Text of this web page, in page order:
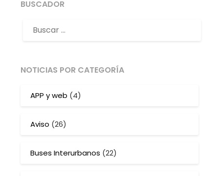
BUSCADOR
NOTICIAS POR CATEGORÍA
APP y web (4)
Aviso (26)
Buses Interurbanos (22)